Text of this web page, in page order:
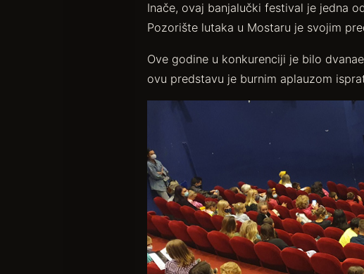
Inače, ovaj banjalučki festival je jedna
Pozorište lutaka u Mostaru je svojim
Ove godine u konkurenciji je bilo
ovu predstavu je burnim aplauzom